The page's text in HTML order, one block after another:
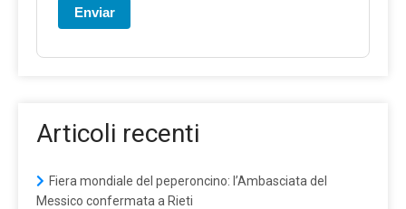
Enviar
Articoli recenti
Fiera mondiale del peperoncino: l’Ambasciata del
Messico confermata a Rieti